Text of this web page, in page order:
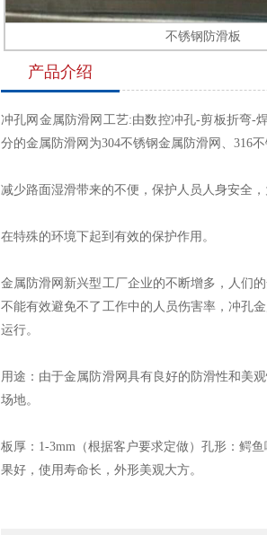
不锈钢防滑板
产品介绍
冲孔网金属防滑网工艺:由数控冲孔-剪板折弯-
分的金属防滑网为304不锈钢金属防滑网、316不
减少路面湿滑带来的不便，保护人员人身安全，
在特殊的环境下起到有效的保护作用。
金属防滑网新兴型工厂企业的不断增多，人们
不能有效避免不了工作中的人员伤害率，冲孔
运行。
用途：由于金属防滑网具有良好的防滑性和美
场地。
板厚：1-3mm（根据客户要求定做）孔形：鳄
果好，使用寿命长，外形美观大方。